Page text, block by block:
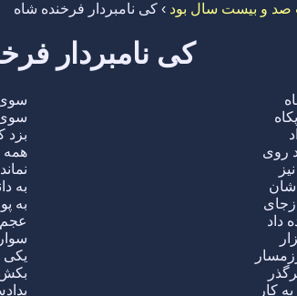
صد و بیست سال بود › کی نامبردار فرخنده شاه
کی نامبردار
سوی
بزد
روی
همه
به
به
داد
عجم
یکی
بکش
کار